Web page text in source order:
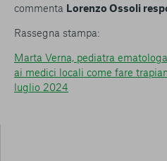
commenta Lorenzo Ossoli
Rassegna stampa:
Marta Verna, pediatra
ai medici locali come fare
luglio 2024